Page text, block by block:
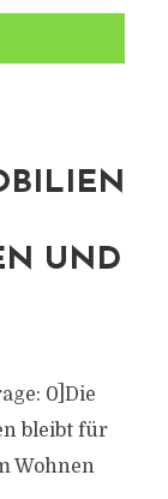
UND
0]Die
bleibt für
Wohnen